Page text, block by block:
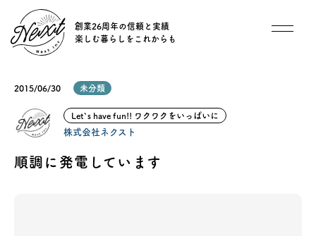
創業26周年の信頼と実績
楽しむ暮らしをこれからも
住宅商品
イベント
2015/06/30 未分類
Let`s have fun!! ワクワクをいっぱいに
株式会社ネクスト
順調に発電しています